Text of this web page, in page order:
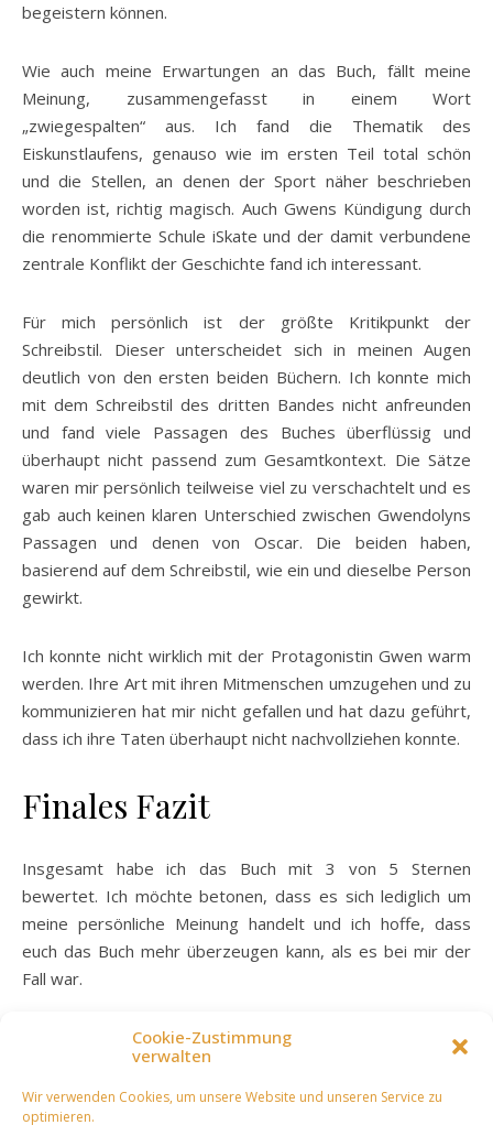
Cookie-Zustimmung
verwalten
Wir verwenden Cookies, um unsere Website und unseren Service zu
optimieren.
begeistern können.
Wie auch meine Erwartungen an das Buch, fällt meine
Meinung, zusammengefasst in einem Wort
„zwiegespalten“ aus. Ich fand die Thematik des
Eiskunstlaufens, genauso wie im ersten Teil total schön
und die Stellen, an denen der Sport näher beschrieben
worden ist, richtig magisch. Auch Gwens Kündigung durch
die renommierte Schule iSkate und der damit verbundene
zentrale Konflikt der Geschichte fand ich interessant.
Für mich persönlich ist der größte Kritikpunkt der
Schreibstil. Dieser unterscheidet sich in meinen Augen
deutlich von den ersten beiden Büchern. Ich konnte mich
mit dem Schreibstil des dritten Bandes nicht anfreunden
und fand viele Passagen des Buches überflüssig und
überhaupt nicht passend zum Gesamtkontext. Die Sätze
waren mir persönlich teilweise viel zu verschachtelt und es
gab auch keinen klaren Unterschied zwischen Gwendolyns
Passagen und denen von Oscar. Die beiden haben,
basierend auf dem Schreibstil, wie ein und dieselbe Person
gewirkt.
Ich konnte nicht wirklich mit der Protagonistin Gwen warm
werden. Ihre Art mit ihren Mitmenschen umzugehen und zu
kommunizieren hat mir nicht gefallen und hat dazu geführt,
dass ich ihre Taten überhaupt nicht nachvollziehen konnte.
Finales Fazit
Insgesamt habe ich das Buch mit 3 von 5 Sternen
bewertet. Ich möchte betonen, dass es sich lediglich um
meine persönliche Meinung handelt und ich hoffe, dass
euch das Buch mehr überzeugen kann, als es bei mir der
Fall war.
Buchrezension Rezensionsexemplar